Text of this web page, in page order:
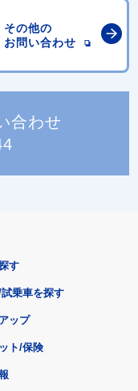
その他の
お問い合わせ
合わせ
す
乗車を探す
ップ
ト/保険